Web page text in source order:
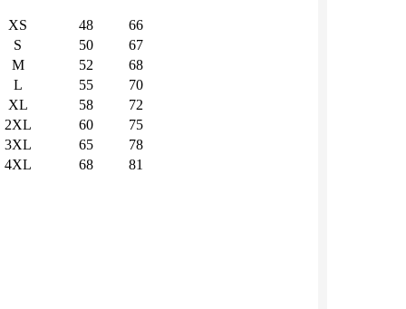
XS 48
66
S
50
67
M
52
68
L
55
70
XL
58
72
2XL
60
75
3XL
65
78
4XL
68 81